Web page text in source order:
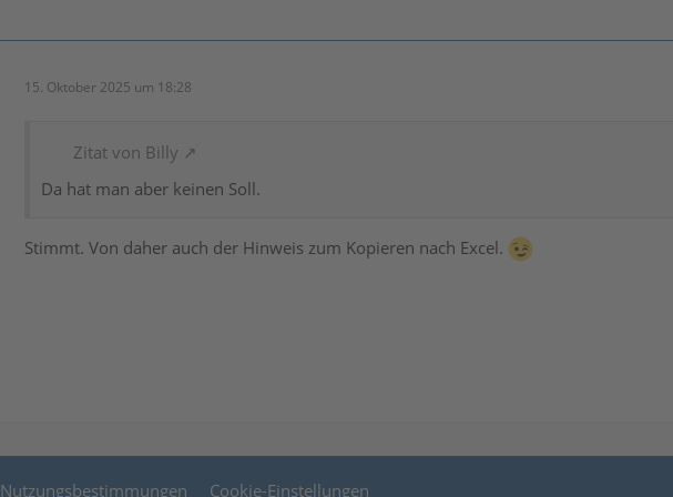
15. Oktober 2025 um 18:28
Zitat von Billy
Da hat man aber keinen Soll.
Stimmt. Von daher auch der Hinweis zum Kopieren nach Excel.
Nutzungsbestimmungen Cookie-Einstellungen